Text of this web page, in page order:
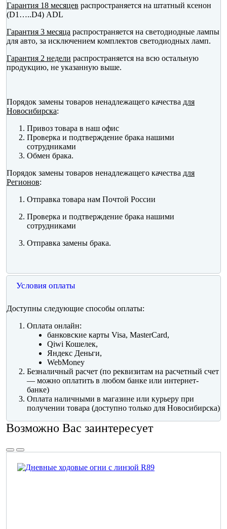
Гарантия 18 месяцев распространяется на штатный ксенон
(D1…..D4) ADL
Гарантия 3 месяца распространяется на светодиодные лампы
для авто, за исключением комплектов светодиодных ламп.
Гарантия 2 недели распространяется на всю остальную
продукцию, не указанную выше.
Порядок замены товаров ненадлежащего качества для
Новосибирска:
Привоз товара в наш офис
Проверка и подтверждение брака нашими
сотрудниками
Обмен брака.
Порядок замены товаров ненадлежащего качества для
Регионов:
Отправка товара нам Почтой России
Проверка и подтверждение брака нашими
сотрудниками
Отправка замены брака.
Условия оплаты
Доступны следующие способы оплаты:
Оплата онлайн:
банковские карты Visa, MasterCard,
Qiwi Кошелек,
Яндекс Деньги,
WebMoney
Безналичный расчет (по реквизитам на расчетный счет
— можно оплатить в любом банке или интернет-
банке)
Оплата наличными в магазине или курьеру при
получении товара (доступно только для Новосибирска)
Возможно Вас заинтересует